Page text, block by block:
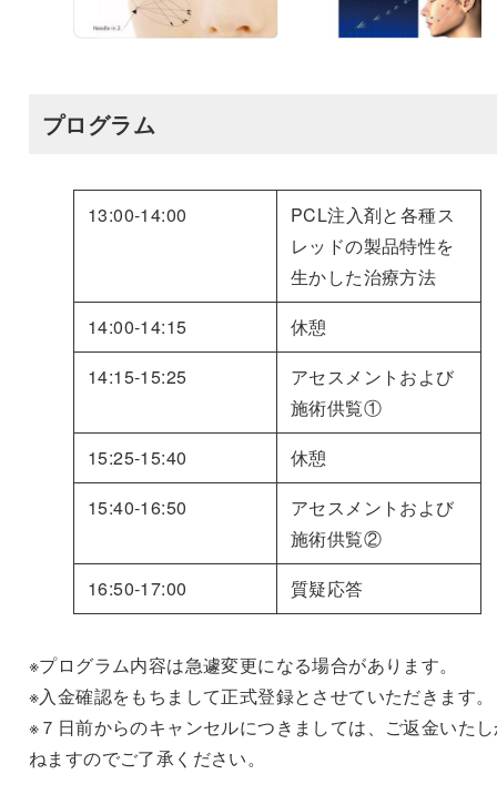
プログラム
13:00-14:00
PCL注入剤と各種ス
レッドの製品特性を
生かした治療方法
14:00-14:15
休憩
14:15-15:25
アセスメントおよび
施術供覧①
15:25-15:40
休憩
15:40-16:50
アセスメントおよび
施術供覧②
16:50-17:00
質疑応答
※プログラム内容は急遽変更になる場合があります。
※入金確認をもちまして正式登録とさせていただきます。
※７日前からのキャンセルにつきましては、ご返金いた
ねますのでご了承ください。